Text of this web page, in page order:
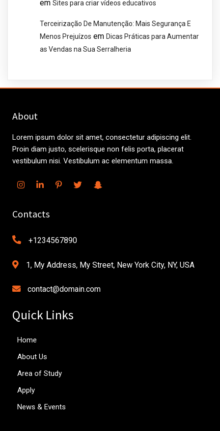
em Sites para criar vídeos educativos
Terceirização De Manutenção: Mais Segurança E
Menos Prejuízos em Dicas Práticas para Aumentar
as Vendas na Sua Serralheria
About
Lorem ipsum dolor sit amet, consectetur adipiscing elit.
Proin diam justo, scelerisque non felis porta, placerat
vestibulum nisi. Vestibulum ac elementum massa.
Contacts
+1234567890
1, My Address, My Street, New York City, NY, USA
contact@domain.com
Quick Links
Home
About Us
Area of Study
Apply
News & Events